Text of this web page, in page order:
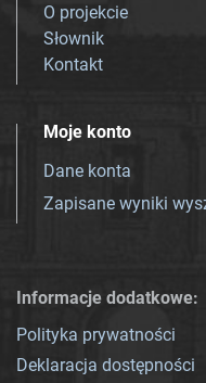
O projekcie
Słownik
Kontakt
Moje konto
Dane konta
Zapisane wyniki
Informacje dodatkowe:
Polityka prywatności
Deklaracja dostępności